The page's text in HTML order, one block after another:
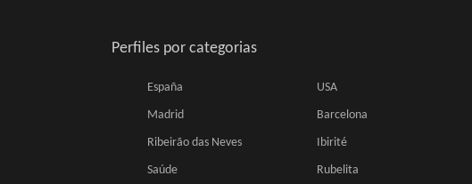
Perfiles por categorias
España USA
Madrid Barcelona
Ribeirão das Neves Ibirité
Saúde Rubelita